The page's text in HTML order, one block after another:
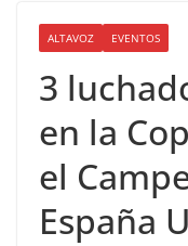
ALTAVOZ EVENTOS
3
en la
el
España